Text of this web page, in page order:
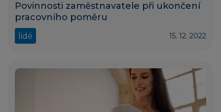
Povinnosti zaměstnavatele při ukončení
pracovního poměru
lidé 15. 12. 2022